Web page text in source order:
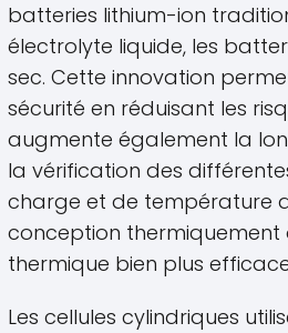
batteries lithium-ion
électrolyte liquide, les
sec. Cette innovation
sécurité en réduisant les
augmente également la
la vérification des
charge et de température
conception thermiquement
thermique bien plus
Les cellules cylindriques